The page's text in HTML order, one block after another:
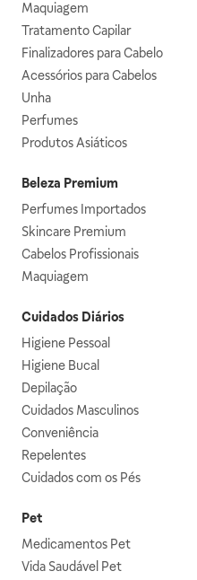
Maquiagem
Tratamento Capilar
Finalizadores para Cabelo
Acessórios para Cabelos
Unha
Perfumes
Produtos Asiáticos
Beleza Premium
Perfumes Importados
Skincare Premium
Cabelos Profissionais
Maquiagem
Cuidados Diários
Higiene Pessoal
Higiene Bucal
Depilação
Cuidados Masculinos
Conveniência
Repelentes
Cuidados com os Pés
Pet
Medicamentos Pet
Vida Saudável Pet